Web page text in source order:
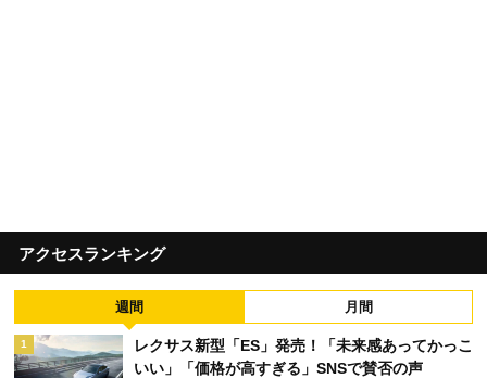
アクセスランキング
週間 月間
1
レクサス新型「ES」発売！「未来感あってかっこ
いい」「価格が高すぎる」SNSで賛否の声